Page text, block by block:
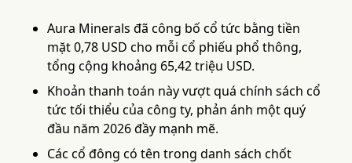
Aura Minerals đã công bố cổ tức bằng tiền
mặt 0,78 USD cho mỗi cổ phiếu phổ thông,
tổng cộng khoảng 65,42 triệu USD.
Khoản thanh toán này vượt quá chính sách cổ
tức tối thiểu của công ty, phản ánh một quý
đầu năm 2026 đầy mạnh mẽ.
Các cổ đông có tên trong danh sách chốt